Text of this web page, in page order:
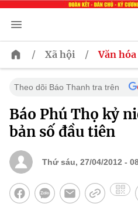
/ Xã hội / Văn
Theo dõi Báo Thanh tra trên
Báo Phú Thọ kỷ
bản số đầu tiên
Thứ sáu, 27/04/2012 -